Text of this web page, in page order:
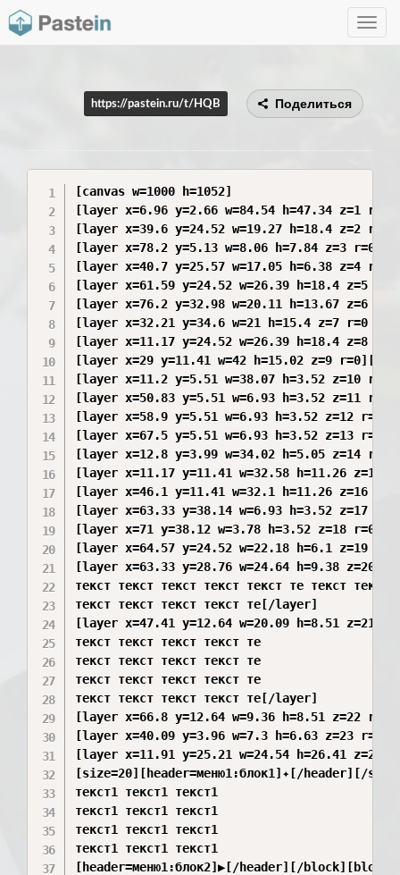
Toggle
https://pastein.ru/t/HQB Поделиться
[canvas w=1000 h=1052]
[layer x=6.96 y=2.66 w=84.54 h=47.34 z=1
[layer x=39.6 y=24.52 w=19.27 h=18.4 z=2
[layer x=78.2 y=5.13 w=8.06 h=7.84 z=3 r=0
[layer x=40.7 y=25.57 w=17.05 h=6.38 z=4
[layer x=61.59 y=24.52 w=26.39 h=18.4 z=5
[layer x=76.2 y=32.98 w=20.11 h=13.67 z=6
[layer x=32.21 y=34.6 w=21 h=15.4 z=7 r=0
[layer x=11.17 y=24.52 w=26.39 h=18.4 z=8
[layer x=29 y=11.41 w=42 h=15.02 z=9 r=0][/
[layer x=11.2 y=5.51 w=38.07 h=3.52 z=10
[layer x=50.83 y=5.51 w=6.93 h=3.52 z=11
[layer x=58.9 y=5.51 w=6.93 h=3.52 z=12
[layer x=67.5 y=5.51 w=6.93 h=3.52 z=13
[layer x=12.8 y=3.99 w=34.02 h=5.05 z=14
[layer x=11.17 y=11.41 w=32.58 h=11.26
[layer x=46.1 y=11.41 w=32.1 h=11.26 z=16
[layer x=63.33 y=38.14 w=6.93 h=3.52 z=17
[layer x=71 y=38.12 w=3.78 h=3.52 z=18
[layer x=64.57 y=24.52 w=22.18 h=6.1 z=19
[layer x=63.33 y=28.76 w=24.64 h=9.38 z=20
текст текст текст текст текст те текст
текст текст текст текст те[/layer]
[layer x=47.41 y=12.64 w=20.09 h=8.51 z=21
текст текст текст текст те
текст текст текст текст те
текст текст текст текст те
текст текст текст текст те[/layer]
[layer x=66.8 y=12.64 w=9.36 h=8.51 z=22
[layer x=40.09 y=3.96 w=7.3 h=6.63 z=23
[layer x=11.91 y=25.21 w=24.54 h=26.41
[size=20][header=меню1:блок1]✦[/header][/
текст1 текст1 текст1
текст1 текст1 текст1
текст1 текст1 текст1
текст1 текст1 текст1
[header=меню1:блок2]▶[/header][/